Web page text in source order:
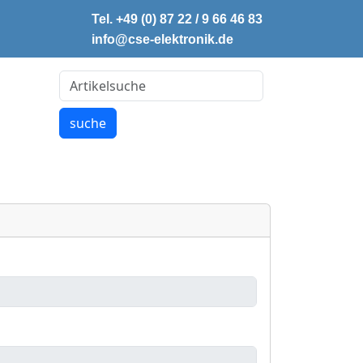
Tel. +49 (0) 87 22 / 9 66 46 83
info@cse-elektronik.de
Artikelsuche
suche